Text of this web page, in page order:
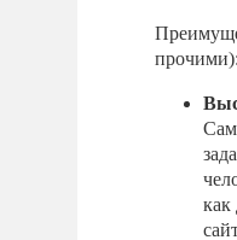
прочими):
как